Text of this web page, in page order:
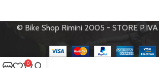
© Bike Shop Rimini 2005 - STORE
0